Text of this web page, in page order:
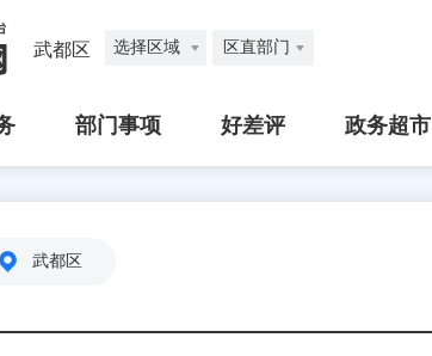
武都区 选择区域 区直部门
部门事项 好差评 政务超市
武都区